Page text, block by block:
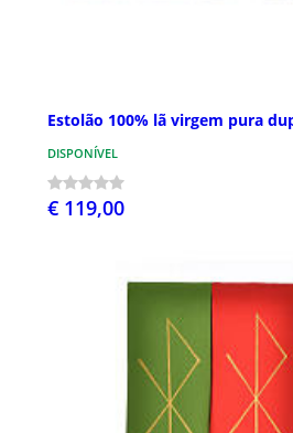
Estolão 100% lã virgem pura
DISPONÍVEL
€ 119,00